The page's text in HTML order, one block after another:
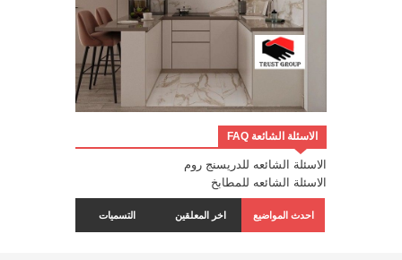
الاسئلة الشائعة FAQ
الاسئلة الشائعه للدريسنج روم
الاسئلة الشائعه للمطابخ
احدث المواضيع اخر المعلقين التسميات